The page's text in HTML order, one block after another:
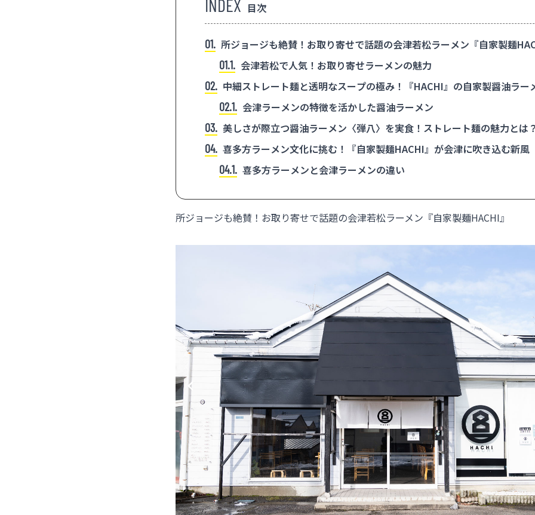
目次
1 所ジョージも絶賛！お取り寄せで話題の会津若松ラーメン『自家製麺
1.1 会津若松で人気！お取り寄せラーメンの魅力
2 中細ストレート麺と透明なスープの極み！『HACHI』の自家製醤油ラー
2.1 会津ラーメンの特徴を活かした醤油ラーメン
3 美しさが際立つ醤油ラーメン〈弾八〉を実食！ストレート麺の魅力とは
4 喜多方ラーメン文化に挑む！『自家製麺HACHI』が会津に吹き込む新風
4.1 喜多方ラーメンと会津ラーメンの違い
所ジョージも絶賛！お取り寄せで話題の会津若松ラーメン『自家製麺HACHI』